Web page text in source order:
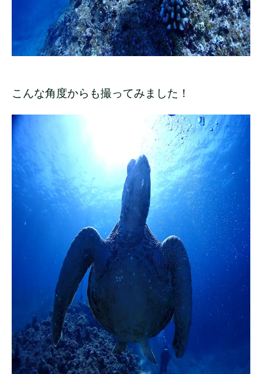
こんな角度からも撮ってみました！